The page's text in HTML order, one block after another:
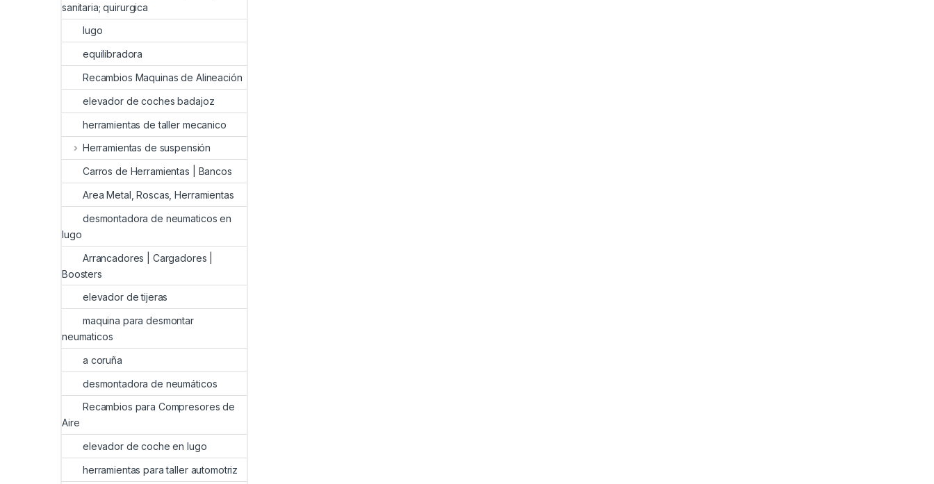
sanitaria; quirurgica
lugo
equilibradora
Recambios Maquinas de Alineación
elevador de coches badajoz
herramientas de taller mecanico
Herramientas de suspensión
Carros de Herramientas | Bancos
Area Metal, Roscas, Herramientas
desmontadora de neumaticos en
lugo
Arrancadores | Cargadores |
Boosters
elevador de tijeras
maquina para desmontar
neumaticos
a coruña
desmontadora de neumáticos
Recambios para Compresores de
Aire
elevador de coche en lugo
herramientas para taller automotriz